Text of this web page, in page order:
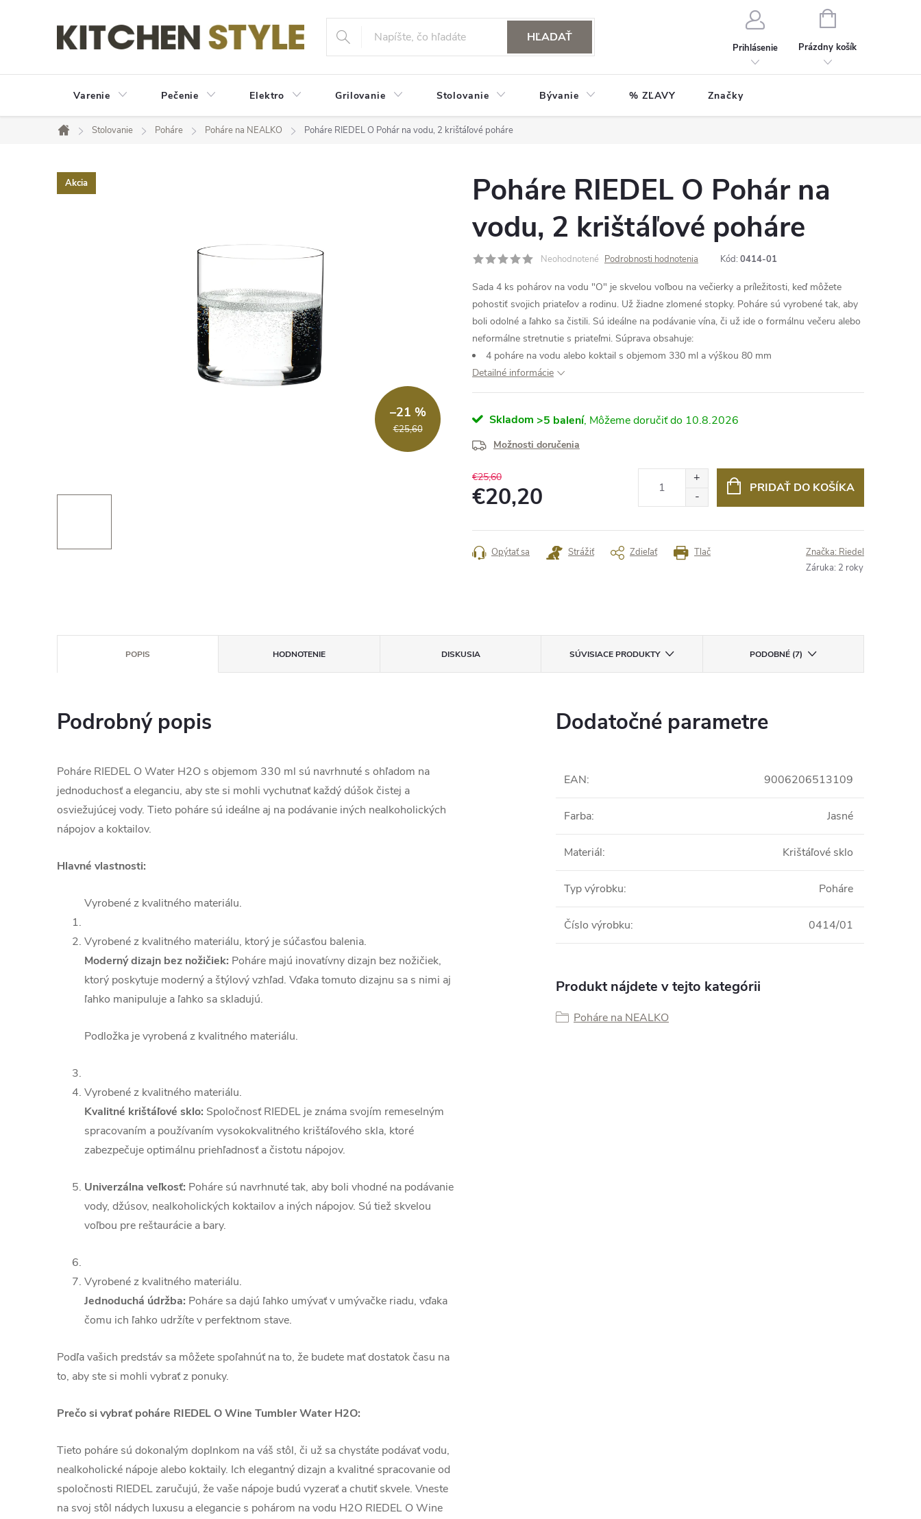
HĽADAŤ
Prihlásenie
NÁKUPNÝ
Prázdny košík
Varenie Pečenie Elektro Grilovanie Stolovanie Bývanie % ZĽAVY Značky
Domov
Stolovanie Poháre Poháre na NEALKO Poháre RIEDEL O Pohár na vodu, 2 krištáľové poháre
Akcia
€25,60
–21 %
Poháre RIEDEL O Pohár na
vodu, 2 krištáľové poháre
Neohodnotené Podrobnosti hodnotenia Kód: 0414-01
Sada 4 ks pohárov na vodu "O" je skvelou voľbou na večierky a príležitosti, keď môžete
pohostiť svojich priateľov a rodinu. Už žiadne zlomené stopky. Poháre sú vyrobené tak, aby
boli odolné a ľahko sa čistili. Sú ideálne na podávanie vína, či už ide o formálnu večeru alebo
neformálne stretnutie s priateľmi. Súprava obsahuje:
4 poháre na vodu alebo koktail s objemom 330 ml a výškou 80 mm
Detailné informácie
Skladom >5 balení 10.8.2026
Možnosti doručenia
€25,60
€20,20
cena:
PRIDAŤ DO KOŠÍKA
Tlač
Opýtať sa Strážiť Zdieľať Značka: Riedel
Záruka: 2 roky
POPIS HODNOTENIE DISKUSIA SÚVISIACE PRODUKTY PODOBNÉ (7)
Podrobný popis
Poháre RIEDEL O Water H2O s objemom 330 ml sú navrhnuté s ohľadom na
jednoduchosť a eleganciu, aby ste si mohli vychutnať každý dúšok čistej a
osviežujúcej vody. Tieto poháre sú ideálne aj na podávanie iných nealkoholických
nápojov a koktailov.
Hlavné vlastnosti:
Vyrobené z kvalitného materiálu.
Vyrobené z kvalitného materiálu, ktorý je súčasťou balenia.
Moderný dizajn bez nožičiek: Poháre majú inovatívny dizajn bez nožičiek,
ktorý poskytuje moderný a štýlový vzhľad. Vďaka tomuto dizajnu sa s nimi aj
ľahko manipuluje a ľahko sa skladujú.
Podložka je vyrobená z kvalitného materiálu.
Vyrobené z kvalitného materiálu.
Kvalitné krištáľové sklo: Spoločnosť RIEDEL je známa svojím remeselným
spracovaním a používaním vysokokvalitného krištáľového skla, ktoré
zabezpečuje optimálnu priehľadnosť a čistotu nápojov.
Univerzálna veľkosť: Poháre sú navrhnuté tak, aby boli vhodné na podávanie
vody, džúsov, nealkoholických koktailov a iných nápojov. Sú tiež skvelou
voľbou pre reštaurácie a bary.
Vyrobené z kvalitného materiálu.
Jednoduchá údržba: Poháre sa dajú ľahko umývať v umývačke riadu, vďaka
čomu ich ľahko udržíte v perfektnom stave.
Podľa vašich predstáv sa môžete spoľahnúť na to, že budete mať dostatok času na
to, aby ste si mohli vybrať z ponuky.
Prečo si vybrať poháre RIEDEL O Wine Tumbler Water H2O:
Tieto poháre sú dokonalým doplnkom na váš stôl, či už sa chystáte podávať vodu,
nealkoholické nápoje alebo koktaily. Ich elegantný dizajn a kvalitné spracovanie od
spoločnosti RIEDEL zaručujú, že vaše nápoje budú vyzerať a chutiť skvele. Vneste
na svoj stôl nádych luxusu a elegancie s pohárom na vodu H2O RIEDEL O Wine
Dodatočné parametre
EAN: 9006206513109
Farba: Jasné
Materiál: Krištáľové sklo
Typ výrobku: Poháre
Číslo výrobku: 0414/01
Produkt nájdete v tejto kategórii
Poháre na NEALKO